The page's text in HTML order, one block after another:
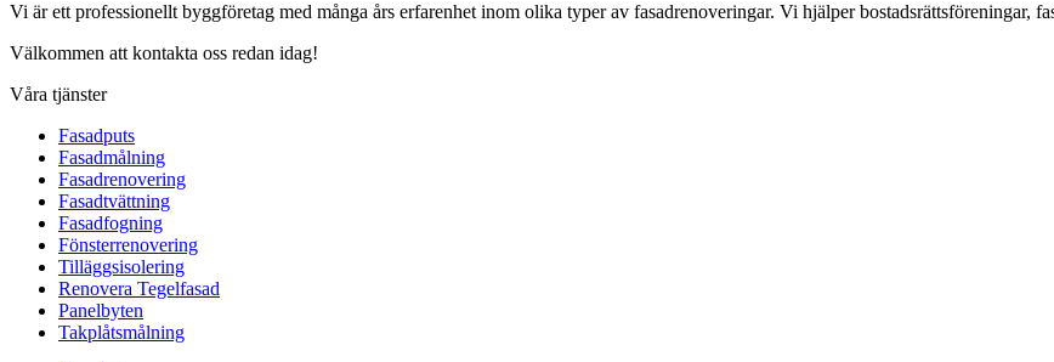
Vi är ett professionellt byggföretag med många års erfarenhet inom olika typer av fasadrenoveringar. Vi hjälper bostadsrättsföreningar,
Välkommen att kontakta oss redan idag!
Våra tjänster
Fasadputs
Fasadmålning
Fasadrenovering
Fasadtvättning
Fasadfogning
Fönsterrenovering
Tilläggsisolering
Renovera Tegelfasad
Panelbyten
Takplåtsmålning